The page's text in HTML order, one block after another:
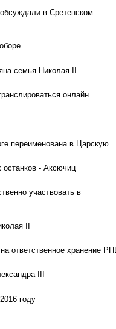
в Сретенском
семья Николая II
онлайн
переименована в Царскую
- Аксючиц
участвовать в
II
ответственное хранение
III
году